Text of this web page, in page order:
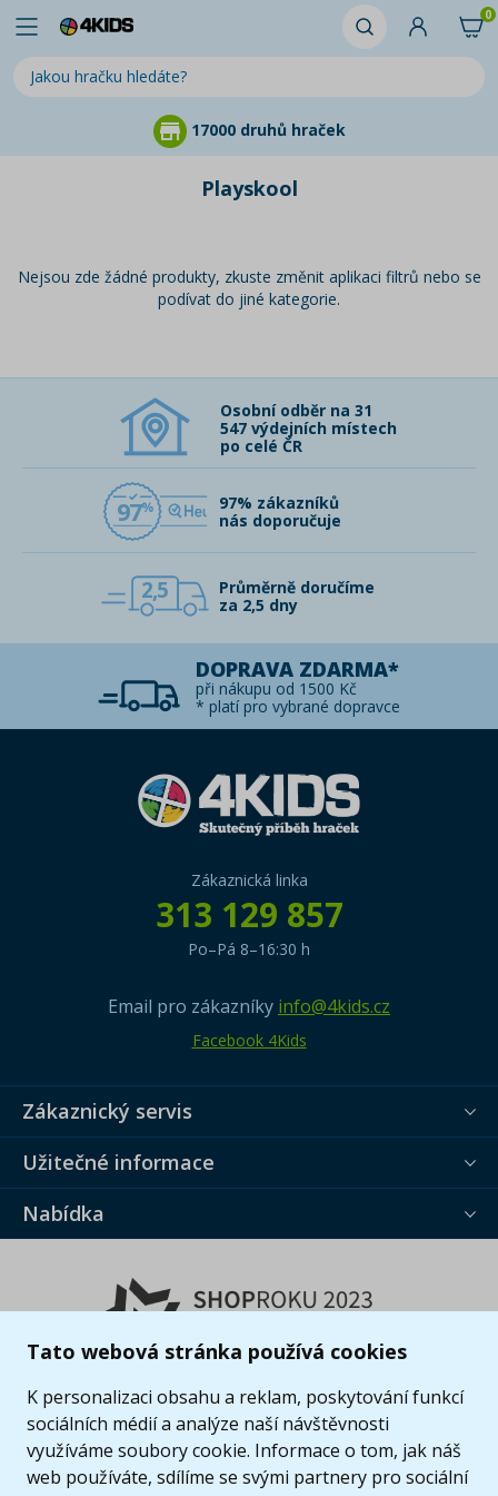
Tato webová stránka používá cookies
K personalizaci obsahu a reklam, poskytování funkcí
sociálních médií a analýze naší návštěvnosti
využíváme soubory cookie. Informace o tom, jak náš
web používáte, sdílíme se svými partnery pro sociální
0
17000 druhů hraček
Playskool
Nejsou zde žádné produkty, zkuste změnit aplikaci filtrů nebo se
podívat do jiné kategorie.
Osobní odběr na 31
547 výdejních místech
po celé ČR
97
97% zákazníků
nás doporučuje
2,5
Průměrně doručíme
za 2,5 dny
DOPRAVA ZDARMA*
při nákupu od 1500 Kč
* platí pro vybrané dopravce
Zákaznická linka
313 129 857
Po–Pá 8–16:30 h
Email pro zákazníky info@4kids.cz
Facebook 4Kids
Zákaznický servis
Užitečné informace
Nabídka